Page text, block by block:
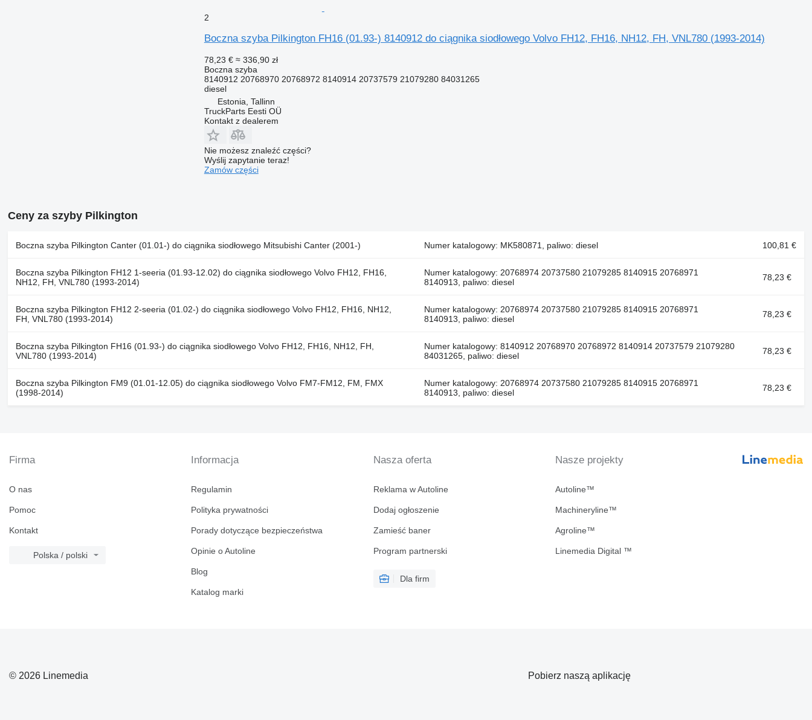
2
Boczna szyba Pilkington FH16 (01.93-) 8140912 do ciągnika siodłowego Volvo FH12, FH16, NH12, FH, VNL780 (1993-2014)
78,23 € ≈ 336,90 zł
Boczna szyba
8140912 20768970 20768972 8140914 20737579 21079280 84031265
diesel
Estonia, Tallinn
TruckParts Eesti OÜ
Kontakt z dealerem
Nie możesz znaleźć części?
Wyślij zapytanie teraz!
Zamów części
Ceny za szyby Pilkington
Boczna szyba Pilkington Canter (01.01-) do ciągnika siodłowego Mitsubishi Canter (2001-) Numer katalogowy: MK580871, paliwo: diesel 100,81 €
Boczna szyba Pilkington FH12 1-seeria (01.93-12.02) do ciągnika siodłowego Volvo FH12, FH16,
NH12, FH, VNL780 (1993-2014)
Numer katalogowy: 20768974 20737580 21079285 8140915 20768971
8140913, paliwo: diesel
78,23 €
Boczna szyba Pilkington FH12 2-seeria (01.02-) do ciągnika siodłowego Volvo FH12, FH16, NH12,
FH, VNL780 (1993-2014)
Numer katalogowy: 20768974 20737580 21079285 8140915 20768971
8140913, paliwo: diesel
78,23 €
Boczna szyba Pilkington FH16 (01.93-) do ciągnika siodłowego Volvo FH12, FH16, NH12, FH,
VNL780 (1993-2014)
Numer katalogowy: 8140912 20768970 20768972 8140914 20737579 21079280
84031265, paliwo: diesel
78,23 €
Boczna szyba Pilkington FM9 (01.01-12.05) do ciągnika siodłowego Volvo FM7-FM12, FM, FMX
(1998-2014)
Numer katalogowy: 20768974 20737580 21079285 8140915 20768971
8140913, paliwo: diesel
78,23 €
Firma
O nas
Pomoc
Kontakt
Polska / polski
Informacja
Regulamin
Polityka prywatności
Porady dotyczące bezpieczeństwa
Opinie o Autoline
Blog
Katalog marki
Nasza oferta
Reklama w Autoline
Dodaj ogłoszenie
Zamieść baner
Program partnerski
Dla firm
Nasze projekty
Autoline™
Machineryline™
Agroline™
Linemedia Digital ™
© 2026 Linemedia Pobierz naszą aplikację